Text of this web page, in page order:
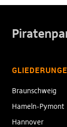
Braunschweig
Hameln-Pymont
Hannover